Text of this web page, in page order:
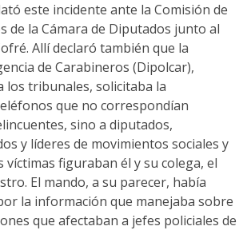
este incidente ante la Comisión de
de la Cámara de Diputados junto al
Allí declaró también que la
de Carabineros (Dipolcar),
los tribunales, solicitaba la
que no correspondían
sino a diputados,
y líderes de movimientos sociales y
víctimas figuraban él y su colega, el
El mando, a su parecer, había
la información que manejaba sobre
que afectaban a jefes policiales de